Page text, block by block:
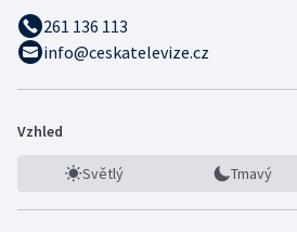
261 136 113
info@ceskatelevize.cz
Vzhled
Světlý Tmavý